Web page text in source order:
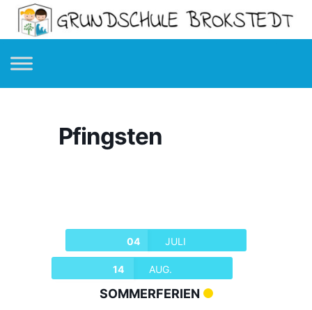
Pfingsten
04 JULI
14 AUG.
SOMMERFERIEN